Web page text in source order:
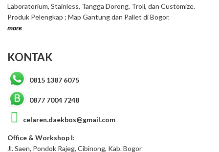
Laboratorium, Stainless, Tangga Dorong, Troli, dan Customize.
Produk Pelengkap ; Map Gantung dan Pallet di Bogor.
more
KONTAK
0815 1387 6075
0877 7004 7248
celaren.daekbos@gmail.com
Office & Workshop I:
Jl. Saen, Pondok Rajeg, Cibinong, Kab. Bogor